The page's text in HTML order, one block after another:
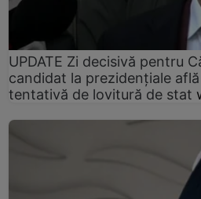
UPDATE Zi decisivă pentru
candidat la prezidențiale
tentativă de lovitură de stat